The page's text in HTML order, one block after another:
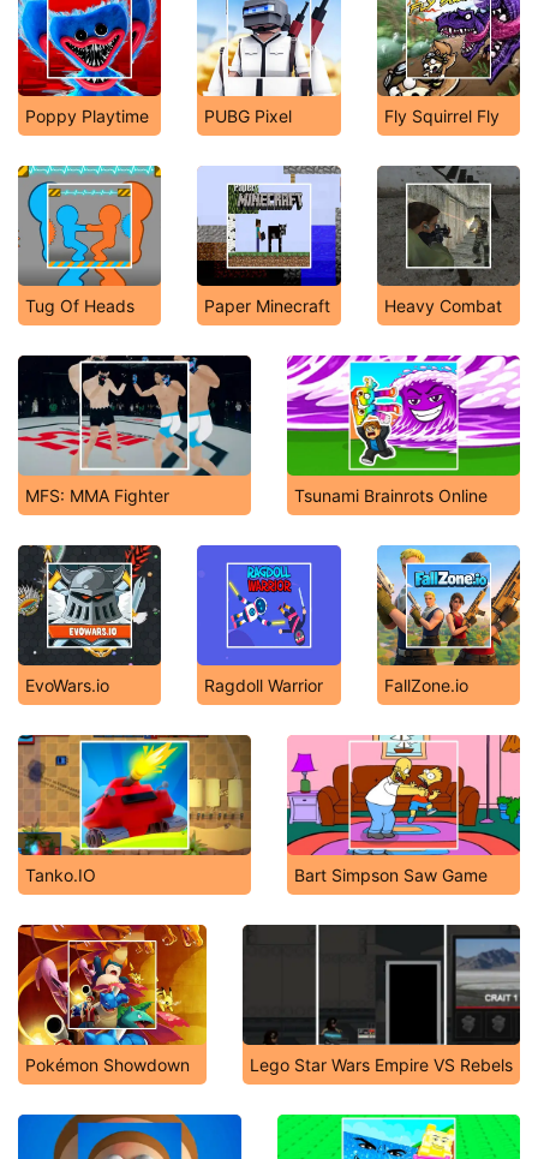
Poppy Playtime PUBG Pixel Fly Squirrel Fly
Tug Of Heads Paper Minecraft Heavy Combat
MFS: MMA Fighter Tsunami Brainrots Online
EvoWars.io Ragdoll Warrior FallZone.io
Tanko.IO Bart Simpson Saw Game
Pokémon Showdown Lego Star Wars Empire VS Rebels